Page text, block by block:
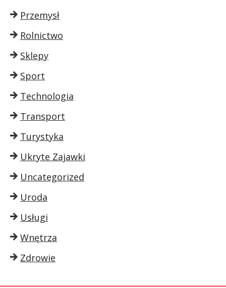
Przemysł
Rolnictwo
Sklepy
Sport
Technologia
Transport
Turystyka
Ukryte Zajawki
Uncategorized
Uroda
Usługi
Wnętrza
Zdrowie